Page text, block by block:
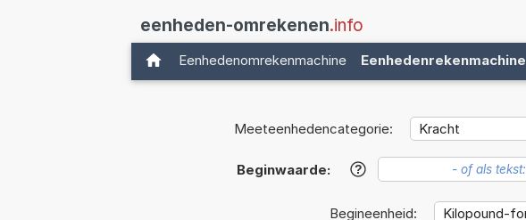
eenheden-omrekenen.info
Eenhedenomrekenmachine Eenhedenrekenmachine
Meeteenhedencategorie:
Beginwaarde: ?
Begineenheid: